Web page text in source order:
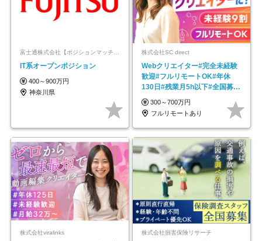
富士通株式会社【ポジションマッチ登録】
IT系オープンポジション
400～900万円
神奈川県
株式会社SC direct
Webクリエイター#完全未経験
歓迎#フルリモートOK#年休
130日#残業月5h以下#全国募集
#最大1年の研修
300～700万円
フルリモートあり
株式会社viralinks 株式会社損害保険リサーチ